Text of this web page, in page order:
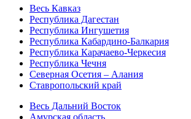
Весь Кавказ
Республика Дагестан
Республика Ингушетия
Республика Кабардино-Балкария
Республика Карачаево-Черкесия
Республика Чечня
Северная Осетия – Алания
Ставропольский край
Весь Дальний Восток
Амурская область